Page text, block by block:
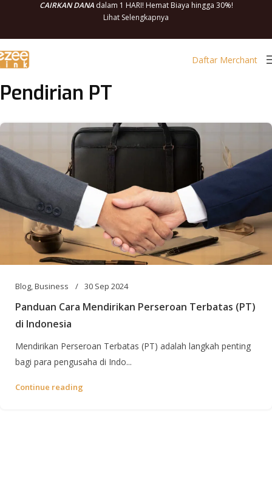
CAIRKAN DANAdalam 1 HARI! Hemat Biaya hingga 30%!
Lihat Selengkapnya
Daftar Merchant
Pendirian PT
Blog,Business 30 Sep 2024
Panduan Cara Mendirikan Perseroan Terbatas (PT)
di Indonesia
Mendirikan Perseroan Terbatas (PT) adalah langkah penting
bagi para pengusaha di Indo...
Continue reading